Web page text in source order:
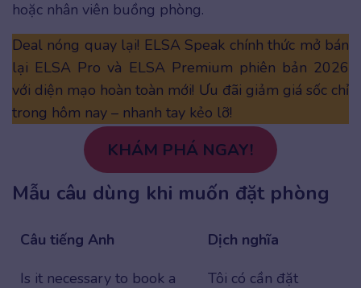
hoặc nhân viên buồng phòng.
Deal nóng quay lại! ELSA Speak chính thức mở bán
lại ELSA Pro và ELSA Premium phiên bản 2026
với diện mạo hoàn toàn mới! Ưu đãi giảm giá sốc chỉ
trong hôm nay – nhanh tay kẻo lỡ!
KHÁM PHÁ NGAY!
Mẫu câu dùng khi muốn đặt phòng
Câu tiếng Anh
Dịch nghĩa
Is it necessary to book a
Tôi có cần đặt